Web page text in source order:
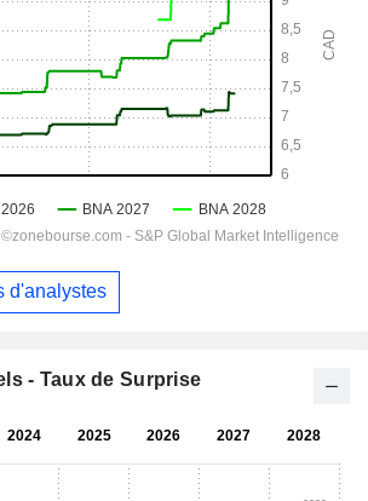
d'analystes
- Taux de Surprise